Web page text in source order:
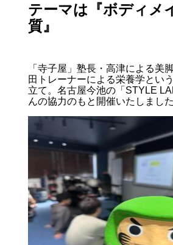
テーマは『ボディメ
質』
「寺子屋」塾長・高津による美
田トレーナーによる栄養学とい
立て。名古屋今池の「STYLE
んの協力のもと開催いたしました